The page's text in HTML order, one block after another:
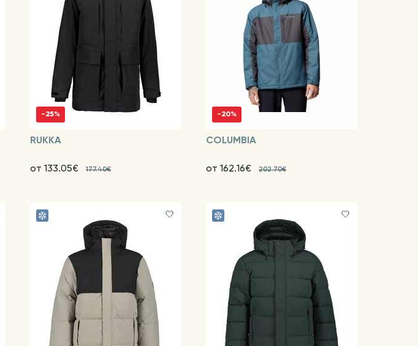
-25%
RUKKA
от 133.05€ 177.40€
-20%
COLUMBIA
от 162.16€ 202.70€